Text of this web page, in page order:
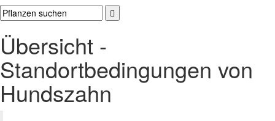
Übersicht -
Standortbedingungen von
Hundszahn